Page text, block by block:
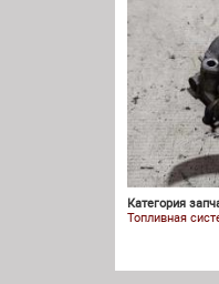
Категория
Топливная